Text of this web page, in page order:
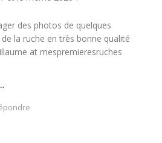
des photos de quelques
la ruche en très bonne qualité
at mespremieresruches